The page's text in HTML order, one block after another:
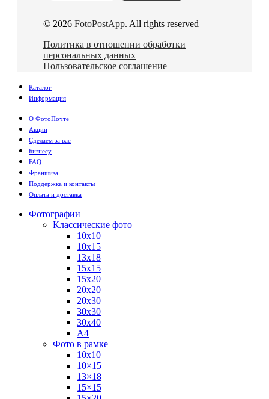
© 2026 FotoPostApp. All rights reserved
Политика в отношении обработки
персональных данных
Пользовательское соглашение
Каталог
Информация
О ФотоПочте
Акции
Сделаем за вас
Бизнесу
FAQ
Франшиза
Поддержка и контакты
Оплата и доставка
Фотографии
Классические фото
10х10
10х15
13х18
15х15
15х20
20х20
20х30
30х30
30х40
А4
Фото в рамке
10х10
10×15
13×18
15×15